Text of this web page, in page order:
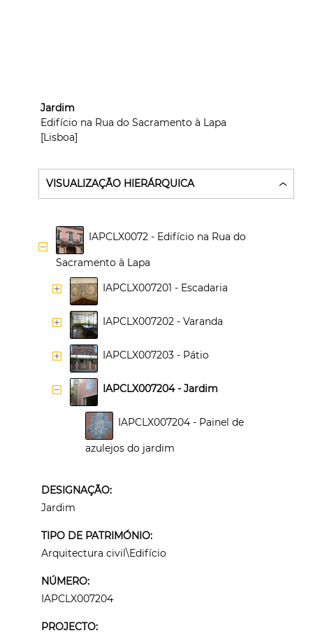
Jardim
Edifício na Rua do Sacramento à Lapa
[Lisboa]
VISUALIZAÇÃO HIERÁRQUICA
IAPCLX0072 - Edifício na Rua do
Sacramento à Lapa
IAPCLX007201 - Escadaria
IAPCLX007202 - Varanda
IAPCLX007203 - Pátio
IAPCLX007204 - Jardim
IAPCLX007204 - Painel de
azulejos do jardim
DESIGNAÇÃO:
Jardim
TIPO DE PATRIMÓNIO:
Arquitectura civil\Edifício
NÚMERO:
IAPCLX007204
PROJECTO: